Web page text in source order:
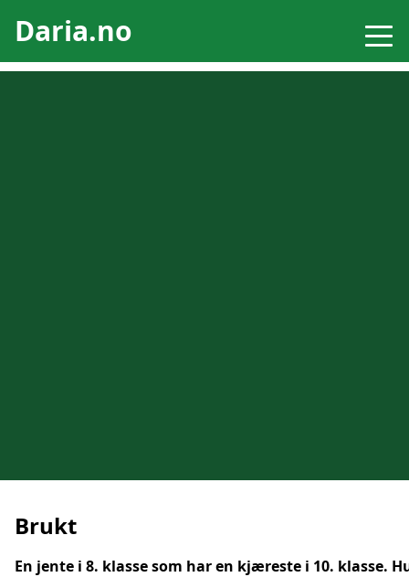
Daria.no
Brukt
En jente i 8. klasse som har en kjæreste i 10. klasse.